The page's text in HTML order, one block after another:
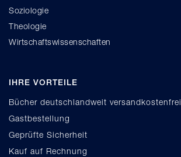
Soziologie
Theologie
Wirtschaftswissenschaften
IHRE VORTEILE
Bücher deutschlandweit versandkostenfrei
Gastbestellung
Geprüfte Sicherheit
Kauf auf Rechnung